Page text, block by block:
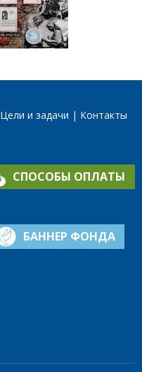
Цели и задачи Контакты
СПОСОБЫ ОПЛАТЫ
БАННЕР ФОНДА